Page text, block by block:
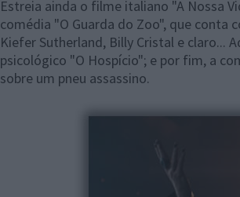
Estreia ainda o filme italiano "A Nossa
comédia "O Guarda do Zoo", que conta
Kiefer Sutherland, Billy Cristal e claro...
psicológico "O Hospício"; e por fim, a
sobre um pneu assassino.